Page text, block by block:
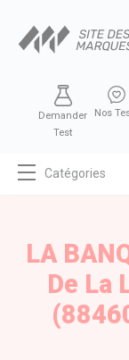
Demander
Test
Nos
Catégories
BIEN
LA
De La